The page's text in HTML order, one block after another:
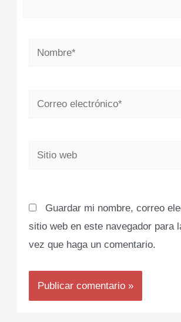
Nombre*
Correo
Sitio
Guardar mi nombre, correo
sitio web en este navegador para
vez que haga un comentario.